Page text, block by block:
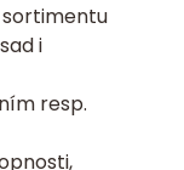
i
resp.